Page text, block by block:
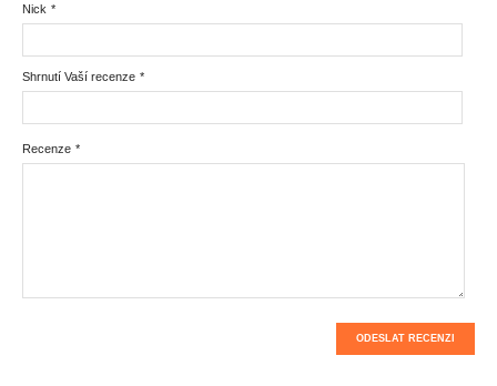
*
Nick
*
Shrnutí Vaší recenze
*
Recenze
ODESLAT RECENZI